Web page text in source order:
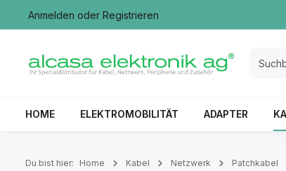
Zur Hauptnavigation springen
Anmelden oder Registrieren
HOME ELEKTROMOBILITÄT ADAPTER
Du bist hier: Home Kabel Netzwerk Patchkabel